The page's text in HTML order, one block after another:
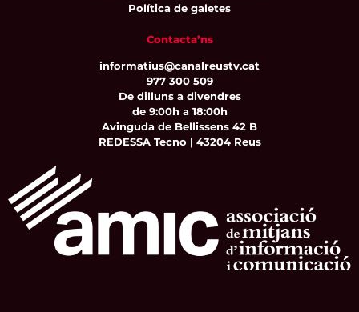
Política de galetes
Contacta’ns
informatius@canalreustv.cat
977 300 509
De dilluns a divendres
de 9:00h a 18:00h
Avinguda de Bellissens 42 B
REDESSA Tecno | 43204 Reus